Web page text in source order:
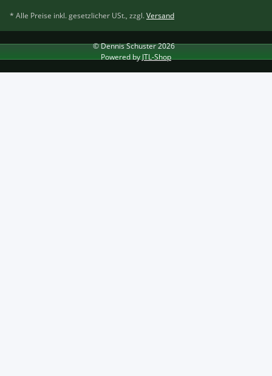
* Alle Preise inkl. gesetzlicher USt., zzgl.Versand
© Dennis Schuster 2026
Powered byJTL-Shop